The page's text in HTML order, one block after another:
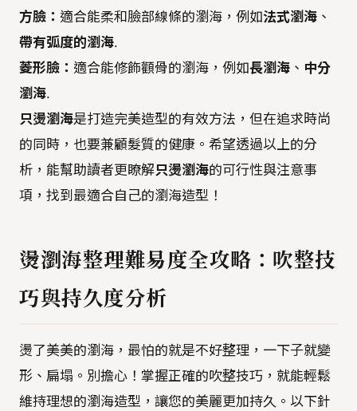
方臉： 適合能柔和臉部線條的瀏海，例如法式瀏海 、
帶有弧度的瀏海.
菱形臉： 適合能修飾顴骨的瀏海，例如長瀏海 、 中分
瀏海.
只燙瀏海是打造完美造型的有效方法，但在追求時尚
的同時，也要兼顧髮質的健康。希望透過以上的分
析，能幫助讀者更瞭解只燙瀏海的可行性與注意事
項，找到最適合自己的瀏海造型！
燙瀏海整理難易度全攻略：吹整技
巧與持久度分析
燙了美美的瀏海，最怕的就是不好整理，一下子就變
形、扁塌。別擔心！掌握正確的吹整技巧，就能輕鬆
維持理想的瀏海造型，讓您的美麗更加持久。以下針